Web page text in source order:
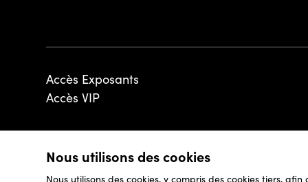
Nous utilisons des cookies
Nous utilisons des cookies, y compris des cookies tiers,
Accès Exposants
Accès VIP
© 2026 - Luxembourg Art Week S.A.